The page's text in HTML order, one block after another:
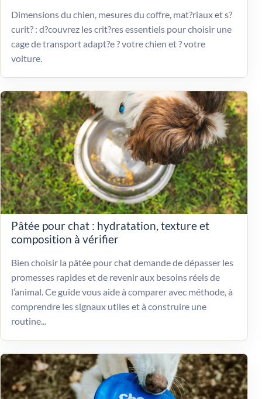
Dimensions du chien, mesures du coffre, mat?riaux et s?
curit? : d?couvrez les crit?res essentiels pour choisir une
cage de transport adapt?e ? votre chien et ? votre
voiture.
Pâtée pour chat : hydratation, texture et
composition à vérifier
Bien choisir la pâtée pour chat demande de dépasser les
promesses rapides et de revenir aux besoins réels de
l’animal. Ce guide vous aide à comparer avec méthode, à
comprendre les signaux utiles et à construire une
routine...